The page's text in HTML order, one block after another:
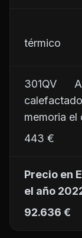
•
térmico
301QV
memoria
443 €
Precio en
el año
92.636 €